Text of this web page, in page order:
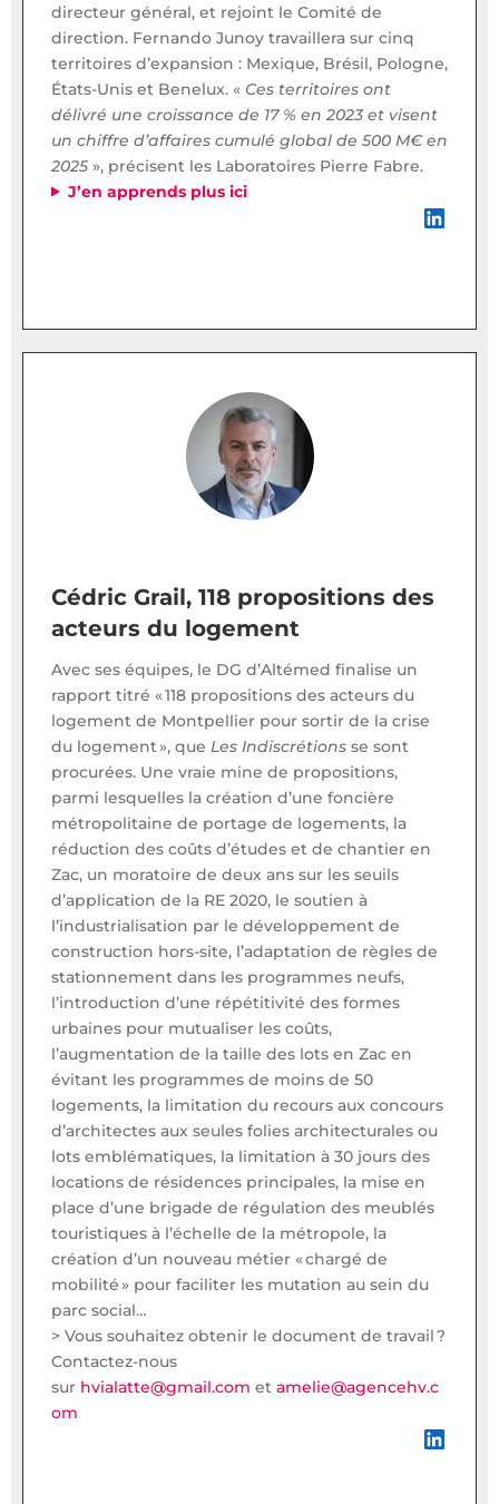
directeur général, et rejoint le Comité de
direction. Fernando Junoy travaillera sur cinq
territoires d’expansion : Mexique, Brésil, Pologne,
États-Unis et Benelux. « Ces territoires ont
délivré une croissance de 17 % en 2023 et visent
un chiffre d’affaires cumulé global de 500 M€ en
2025 », précisent les Laboratoires Pierre Fabre.
J’en apprends plus ici
LinkedIn
Cédric Grail, 118 propositions des
acteurs du logement
Avec ses équipes, le DG d’Altémed finalise un
rapport titré « 118 propositions des acteurs du
logement de Montpellier pour sortir de la crise
du logement », que Les Indiscrétions se sont
procurées. Une vraie mine de propositions,
parmi lesquelles la création d’une foncière
métropolitaine de portage de logements, la
réduction des coûts d’études et de chantier en
Zac, un moratoire de deux ans sur les seuils
d’application de la RE 2020, le soutien à
l’industrialisation par le développement de
construction hors-site, l’adaptation de règles de
stationnement dans les programmes neufs,
l’introduction d’une répétitivité des formes
urbaines pour mutualiser les coûts,
l’augmentation de la taille des lots en Zac en
évitant les programmes de moins de 50
logements, la limitation du recours aux concours
d’architectes aux seules folies architecturales ou
lots emblématiques, la limitation à 30 jours des
locations de résidences principales, la mise en
place d’une brigade de régulation des meublés
touristiques à l’échelle de la métropole, la
création d’un nouveau métier « chargé de
mobilité » pour faciliter les mutation au sein du
parc social…
> Vous souhaitez obtenir le document de travail ?
Contactez-nous
sur hvialatte@gmail.com et amelie@agencehv.c
om
LinkedIn